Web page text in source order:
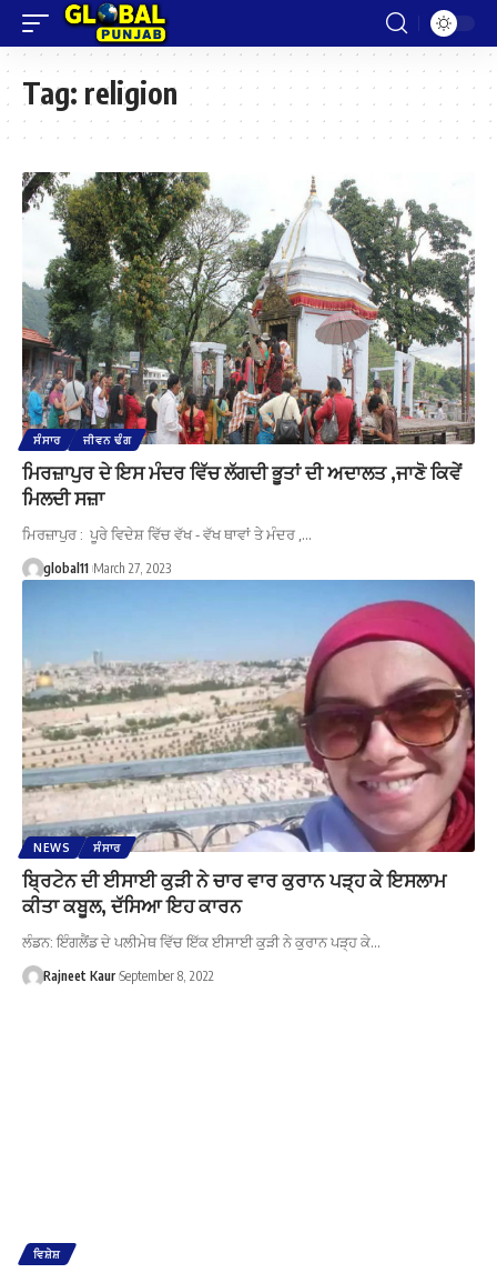
Tag: religion
ਸੰਸਾਰ ਜੀਵਨ ਢੰਗ
ਮਿਰਜ਼ਾਪੁਰ ਦੇ ਇਸ ਮੰਦਰ ਵਿੱਚ ਲੱਗਦੀ ਭੂਤਾਂ ਦੀ ਅਦਾਲਤ ,ਜਾਣੋ ਕਿਵੇਂ
ਮਿਲਦੀ ਸਜ਼ਾ
ਮਿਰਜ਼ਾਪੁਰ : ਪੂਰੇ ਵਿਦੇਸ਼ ਵਿੱਚ ਵੱਖ - ਵੱਖ ਥਾਵਾਂ ਤੇ ਮੰਦਰ ,…
global11 March 27, 2023
NEWS ਸੰਸਾਰ
ਬ੍ਰਿਟੇਨ ਦੀ ਈਸਾਈ ਕੁੜੀ ਨੇ ਚਾਰ ਵਾਰ ਕੁਰਾਨ ਪੜ੍ਹ ਕੇ ਇਸਲਾਮ
ਕੀਤਾ ਕਬੂਲ, ਦੱਸਿਆ ਇਹ ਕਾਰਨ
ਲੰਡਨ: ਇੰਗਲੈਂਡ ਦੇ ਪਲੀਮੇਥ ਵਿੱਚ ਇੱਕ ਈਸਾਈ ਕੁੜੀ ਨੇ ਕੁਰਾਨ ਪੜ੍ਹ ਕੇ…
Rajneet Kaur September 8, 2022
ਵਿਸ਼ੇਸ਼